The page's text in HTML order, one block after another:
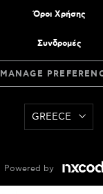
Όροι Χρήσης
Συνδρομές
MANAGE
GREECE
Powered by